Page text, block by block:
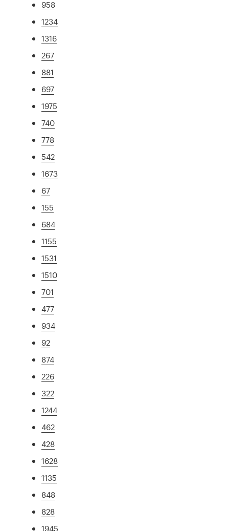
958
1234
1316
267
881
697
1975
740
778
542
1673
67
155
684
1155
1531
1510
701
477
934
92
874
226
322
1244
462
428
1628
1135
848
828
1945